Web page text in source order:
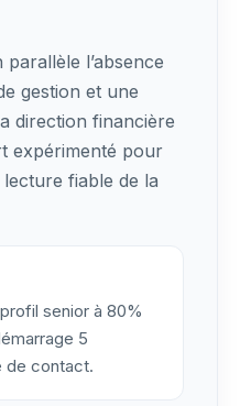
l’absence
gestion et une
direction financière
expérimenté pour
fiable de la
senior à 80%
5
de contact.